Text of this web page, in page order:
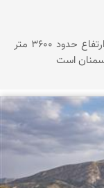
قدمگاه قله در غرب البرز شرقی قرار گرفته و با ارتفاع حدود ۳۶0۰ متر
است